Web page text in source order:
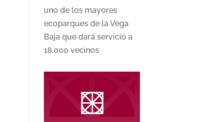
uno de los mayores
ecoparques de la Vega
Baja que dará servicio a
18.000 vecinos